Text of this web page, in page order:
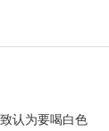
认为要喝白色